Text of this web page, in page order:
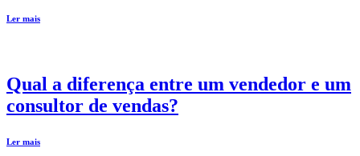
Ler mais
Qual a diferença entre um vendedor e um
consultor de vendas?
Ler mais